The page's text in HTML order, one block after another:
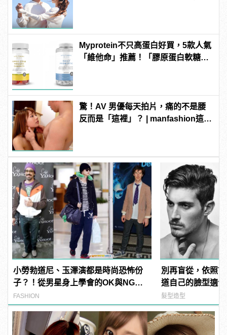
Myprotein不只高蛋白好買，5款人氣
「維他命」推薦！「膠原蛋白軟糖」
驚！AV 男優每天拍片，痛的不是腰
反而是「這裡」？ | manfashion這樣
小勞勃道尼、玉澤演都是時尚恐怖份
子？！從男星身上學會的OK與NG穿
搭
FASHION
別再盲從，依照7
道自己的臉型適
髮型造型